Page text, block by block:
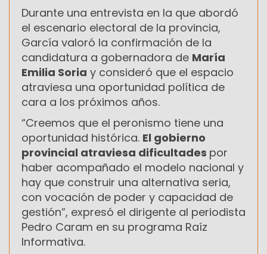
Durante una entrevista en la que abordó
el escenario electoral de la provincia,
García valoró la confirmación de la
candidatura a gobernadora de María
Emilia Soria y consideró que el espacio
atraviesa una oportunidad política de
cara a los próximos años.
“Creemos que el peronismo tiene una
oportunidad histórica. El gobierno
provincial atraviesa dificultades por
haber acompañado el modelo nacional y
hay que construir una alternativa seria,
con vocación de poder y capacidad de
gestión”, expresó el dirigente al periodista
Pedro Caram en su programa Raíz
Informativa.